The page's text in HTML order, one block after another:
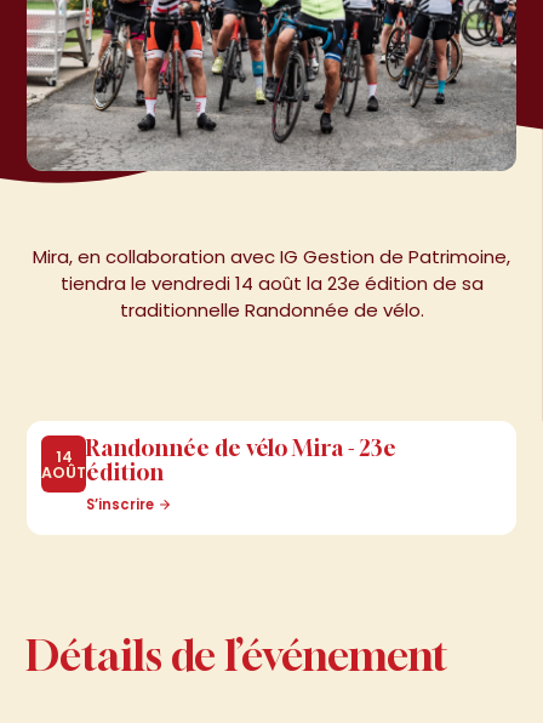
Mira, en collaboration avec IG Gestion de Patrimoine,
tiendra le vendredi 14 août la 23e édition de sa
traditionnelle Randonnée de vélo.
14
AOÛT
Randonnée de véloMira- 23e
édition
Randonnée de vélo Mira -
23eédition
S’inscrire
Détails de l’événement